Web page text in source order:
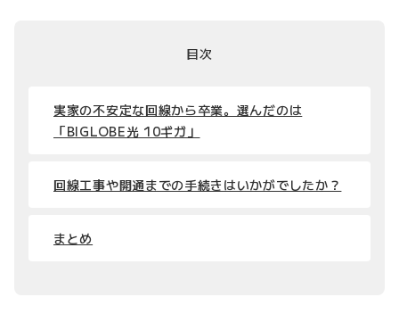
目次
実家の不安定な回線から卒業。選んだのは
「BIGLOBE光 10ギガ」
回線工事や開通までの手続きはいかがでしたか？
まとめ